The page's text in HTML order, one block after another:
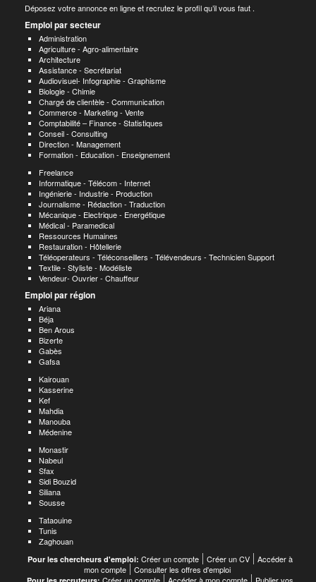
Déposez votre annonce en ligne et recrutez le profil qu’il vous faut .
Emploi par secteur
Administration
Agriculture - Agro-alimentaire
Architecture
Assistance - Secrétariat
Audiovisuel- Infographie - Graphisme
Biologie - Chimie
Chargé de clientèle - Communication
Commerce - Marketing - Vente
Comptabilité – Finance - Statistiques
Conseil - Consulting
Direction - Management
Formation - Education - Enseignement
Freelance
Informatique - Télécom - Internet
Ingénierie - Industrie - Production
Journalisme - Rédaction - Traduction
Mécanique - Electrique - Energétique
Médical - Paramedical
Ressources Humaines
Restauration - Hôtellerie
Téléoperateurs - Téléconseillers - Télévendeurs - Technicien Support
Textile - Styliste - Modéliste
Vendeur- Ouvrier - Chauffeur
Emploi par région
Ariana
Béja
Ben Arous
Bizerte
Gabès
Gafsa
Kairouan
Kasserine
Kef
Mahdia
Manouba
Médenine
Monastir
Nabeul
Sfax
Sidi Bouzid
Siliana
Sousse
Tataouine
Tunis
Zaghouan
Pour les chercheurs d'emploi: Créer un compte Créer un CV
Accéder à
mon compte
Consulter les offres d'emploi